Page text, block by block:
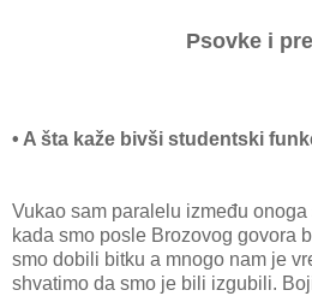
Psovke i
• A šta kaže bivši studentski
Vukao sam paralelu između
kada smo posle Brozovog govora
smo dobili bitku a mnogo nam je
shvatimo da smo je bili izgubili.